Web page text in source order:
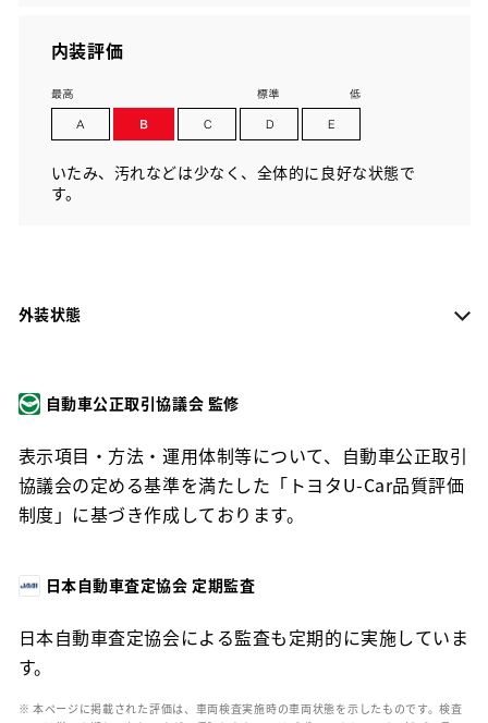
内装評価
いたみ、汚れなどは少なく、全体的に良好な状態で
す。
外装状態
自動車公正取引協議会 監修
表示項目・方法・運用体制等について、自動車公正取引
協議会の定める基準を満たした「トヨタU-Car品質評価
制度」に基づき作成しております。
日本自動車査定協会 定期監査
日本自動車査定協会による監査も定期的に実施していま
す。
※ 本ページに掲載された評価は、車両検査実施時の車両状態を示したものです。検査